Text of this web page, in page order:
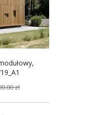
zł